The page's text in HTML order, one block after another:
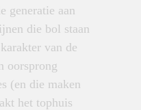
generatie aan
die bol staan
van de
oorsprong
(en die maken
het tophuis